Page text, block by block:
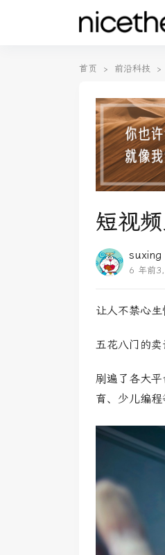
首页 › 前沿科技 ›
短视
suxing
6 年前
让人不禁心生
五花八门的
刷遍了各大
育、少儿编